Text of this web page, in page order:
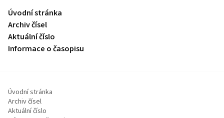
Úvodní stránka
Archiv čísel
Aktuální číslo
Informace o časopisu
Úvodní stránka
Archiv čísel
Aktuální číslo